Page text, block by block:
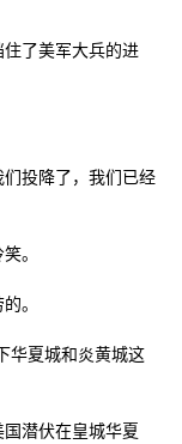
了美军大兵的进
投降了，我们已经
。
。
华夏城和炎黄城这
潜伏在皇城华夏